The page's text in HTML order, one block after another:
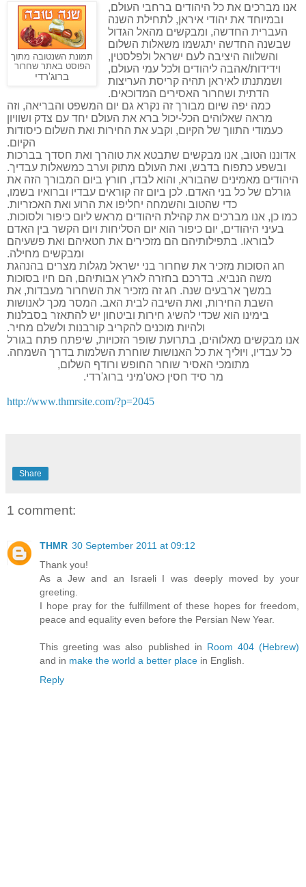
תמונת השנטובה מתוך
הפוסט באתר שחרור
ברוג'רדי
אנו מברכים את כל היהודים ברחבי העולם,
ובמיוחד את יהודי איראן, לתחילת השנה
העברית החדשה, ומבקשים מהאל הגדול
שבשנה החדשה יתגשמו משאלות השלום
והשלווה היציבה לעם ישראל ולפלסטין,
וידידות/אהבה ליהודים ולכל עמי העולם,
ושמתנתו לאיראן תהיה קריסת העריצות
הדתית ושחרור האסירים המדוכאים.
כמה יפה שיום מבורך זה נקרא גם יום המשפט והבריאה, וזה
מראה שאלוהים הכל-יכול ברא את העולם יחד עם צדק ושוויון
כעמודי התווך של הקיום, וקבע את החירות ואת השלום כיסודות
הקיום.
אדוננו הטוב, אנו מבקשים שתבטא את טוהרך ואת חסדך בברכות
ובשפע כתפוח בדבש, ואת העולם מתוק וערב כמשאלות עבדיך.
היהודים מאמינים שהבורא, והוא לבדו, חורץ ביום המבורך הזה את
גורלם של כל בני האדם. לכן ביום זה קוראים עבדיו וברואיו בשמו,
כדי שהטוב והשמחה יחליפו את הרוע ואת האכזריות.
כמו כן, אנו מברכים את קהילת היהודים מראש ליום כיפור ולסוכות.
בעיני היהודים, יום כיפור הוא יום הסליחות ויום הקשר בין האדם
לבוראו. בתפילותיהם הם מזכירים את חטאיהם ואת פשעיהם
ומבקשים מחילה.
חג הסוכות מזכיר את שחרור בני ישראל מגלות מצרים בהנהגת
משה הנביא. בדרכם בחזרה לארץ אבותיהם, הם חיו בסוכות
במשך ארבעים שנה. חג זה מזכיר את השחרור מעבדות, את
השבת החירות, ואת השיבה לבית האב. המסר מכך לאנושות
בימינו הוא שכדי להשיג חירות וביטחון יש להתאזר בסבלנות
ולהיות מוכנים להקריב קורבנות ולשלם מחיר.
אנו מבקשים מאלוהים, בתרועת שופר הזכויות, שיפתח פתח בגורל
כל עבדיו, ויוליך את כל האנושות שוחרת השלמות בדרך השמחה.
מתומכי האסיר שוחר החופש ורודף השלום,
מר סיד חסין כאט'מיני ברוג'רדי.
http://www.thmrsite.com/?p=2045
Share
1 comment:
THMR 30 September 2011 at 09:12
Thank you!
As a Jew and an Israeli I was deeply moved by your
greeting.
I hope pray for the fulfillment of these hopes for freedom,
peace and equality even before the Persian New Year.
This greeting was also published in Room 404 (Hebrew)
and in make the world a better place in English.
Reply